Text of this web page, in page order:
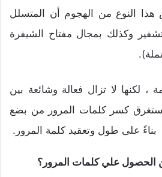
هذا النوع من الهجوم أن المتسلل
وكذلك بمجال مفتاح الشيفرة
لكنها لا تزال فعالة وشائعة بين
كسر كلمات المرور من بضع
على طول وتعقيد كلمة المرور.
الحصول علي كلمات المرور؟